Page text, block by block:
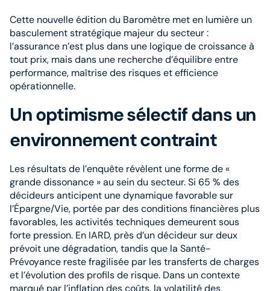
Cette nouvelle édition du Baromètre met en lumière un
basculement stratégique majeur du secteur :
l’assurance n’est plus dans une logique de croissance à
tout prix, mais dans une recherche d’équilibre entre
performance, maîtrise des risques et efficience
opérationnelle.
Un optimisme sélectif dans un
environnement contraint
Les résultats de l’enquête révèlent une forme de «
grande dissonance » au sein du secteur. Si 65 % des
décideurs anticipent une dynamique favorable sur
l’Épargne/Vie, portée par des conditions financières plus
favorables, les activités techniques demeurent sous
forte pression. En IARD, près d’un décideur sur deux
prévoit une dégradation, tandis que la Santé-
Prévoyance reste fragilisée par les transferts de charges
et l’évolution des profils de risque. Dans un contexte
marqué par l’inflation des coûts, la volatilité des